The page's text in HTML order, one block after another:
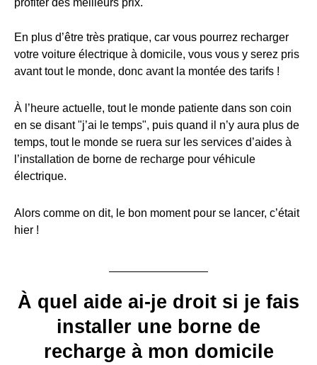
profiter des meilleurs prix.
En plus d’être très pratique, car vous pourrez recharger
votre voiture électrique à domicile, vous vous y serez pris
avant tout le monde, donc avant la montée des tarifs !
À l’heure actuelle, tout le monde patiente dans son coin
en se disant "j’ai le temps", puis quand il n’y aura plus de
temps, tout le monde se ruera sur les services d’aides à
l’installation de borne de recharge pour véhicule
électrique.
Alors comme on dit, le bon moment pour se lancer, c’était
hier !
À quel aide ai-je droit si je fais
installer une borne de
recharge à mon domicile